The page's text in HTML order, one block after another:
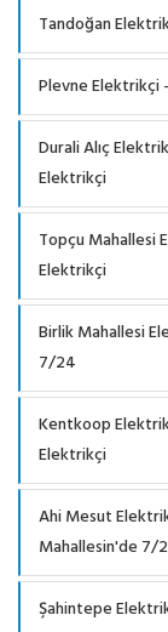
Tandoğan
Plevne Elektrikçi
Durali Alıç
Elektrikçi
Topçu
Elektrikçi
Birlik Mahallesi
7/24
Kentkoop
Elektrikçi
Ahi Mesut
Mahallesin'de 7/
Şahintepe